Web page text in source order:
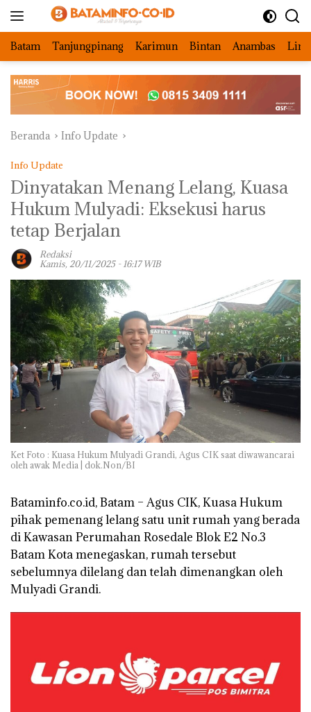
Batam Tanjungpinang Karimun Bintan Anambas
Beranda Info Update
Info Update
Dinyatakan Menang Lelang, Kuasa
Hukum Mulyadi: Eksekusi harus
tetap Berjalan
Redaksi
Kamis, 20/11/2025 - 16:17 WIB
Ket Foto : Kuasa Hukum Mulyadi Grandi, Agus CIK saat diwawancarai
oleh awak Media | dok.Non/BI
Bataminfo.co.id, Batam – Agus CIK, Kuasa Hukum
pihak pemenang lelang satu unit rumah yang berada
di Kawasan Perumahan Rosedale Blok E2 No.3
Batam Kota menegaskan, rumah tersebut
sebelumnya dilelang dan telah dimenangkan oleh
Mulyadi Grandi.